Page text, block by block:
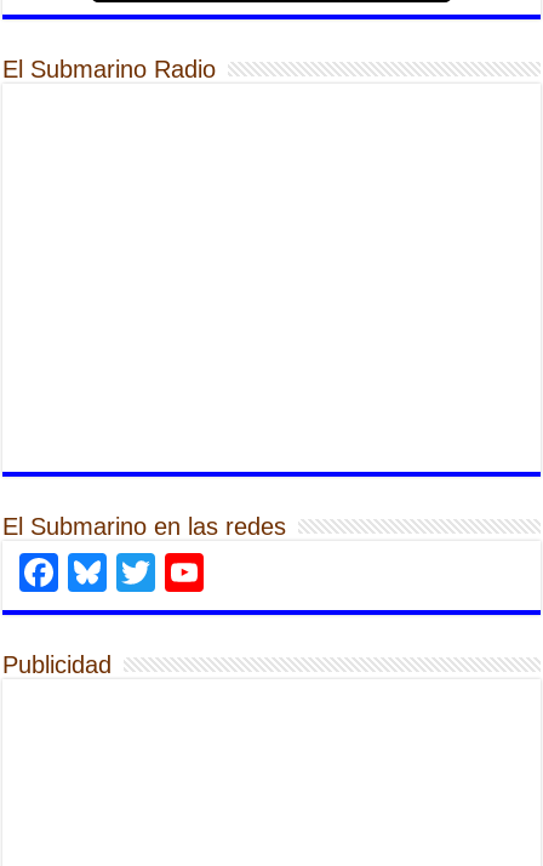
El Submarino Radio
El Submarino en las redes
Facebook
Bluesky
Twitter
Publicidad